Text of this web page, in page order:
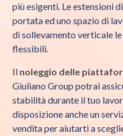
più esigenti. Le estensioni
portata ed uno spazio di
di sollevamento verticale
flessibili.
Il noleggio delle
Giuliano Group potrai
stabilità durante il tuo
disposizioneanche un
vendita per aiutarti a